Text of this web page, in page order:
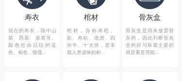
寿衣
现在的寿衣，除中山
装、西装、唐装等。
颜色也由以往的蓝
色、褐色，慢慢...
棺材
棺材，亦称寿棺、
枋、寿枋、老房、四
块半、十大块，是承
载人类遗体的柜...
骨灰盒
骨灰盒是用来放置骨
灰的，因此判断骨灰
盒的好与坏最主要的
就是看是否能...